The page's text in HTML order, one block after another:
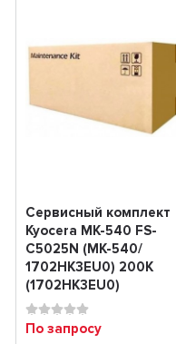
Сервисный комплект
Kyocera MK-540 FS-
C5025N (MK-540/
1702HK3EU0) 200K
(1702HK3EU0)
По запросу